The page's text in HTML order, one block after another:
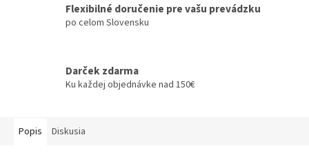
Flexibilné doručenie pre vašu prevádzku
po celom Slovensku
Darček zdarma
Ku každej objednávke nad 150€
Popis Diskusia